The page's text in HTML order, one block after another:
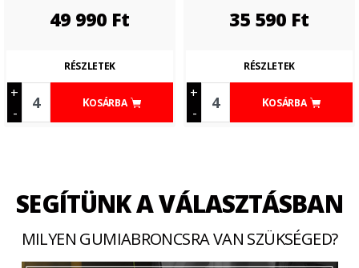
49 990 Ft
+
-
KOSÁRBA
RÉSZLETEK
35 590 Ft
+
-
KOSÁRBA
RÉSZLETEK
SEGÍTÜNK A VÁLASZTÁSBAN
MILYEN GUMIABRONCSRA VAN SZÜKSÉGED?